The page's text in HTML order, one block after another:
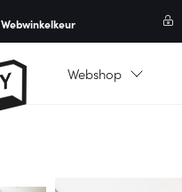
Webwinkelkeur
Webshop